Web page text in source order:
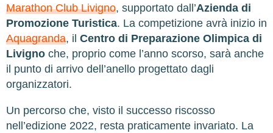
Marathon Club Livigno, supportato dall’Azienda di
Promozione Turistica. La competizione avrà inizio in
Aquagranda, il Centro di Preparazione Olimpica di
Livigno che, proprio come l’anno scorso, sarà anche
il punto di arrivo dell’anello progettato dagli
organizzatori.
Un percorso che, visto il successo riscosso
nell’edizione 2022, resta praticamente invariato. La